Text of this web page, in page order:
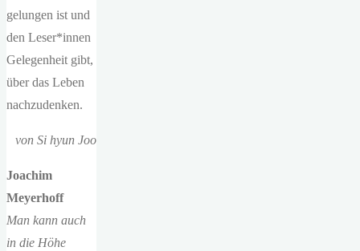
gelungen ist und
den Leser*innen
Gelegenheit gibt,
über das Leben
nachzudenken.
von Si hyun Joo
Joachim
Meyerhoff
Man kann auch
in die Höhe